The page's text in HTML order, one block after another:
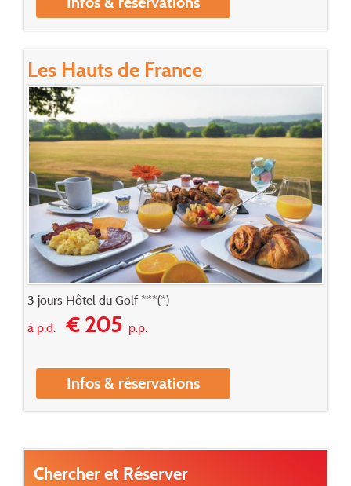
Les Hauts de France
3 jours Hôtel du Golf ***(*)
à p.d.€ 205p.p.
Infos & réservations
Chercher et Réserver